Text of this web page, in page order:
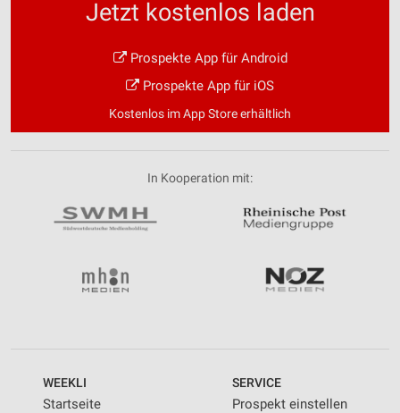
Jetzt kostenlos laden
Prospekte App für Android
Prospekte App für iOS
Kostenlos im App Store erhältlich
In Kooperation mit:
WEEKLI
Startseite
SERVICE
Prospekt einstellen